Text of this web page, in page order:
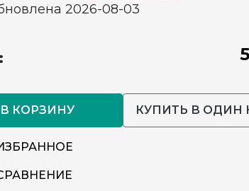
2026-08-03
В КОРЗИНУ КУПИТЬ В ОДИН